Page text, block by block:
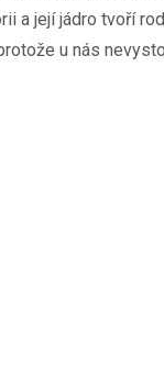
a její jádro tvoří
u nás